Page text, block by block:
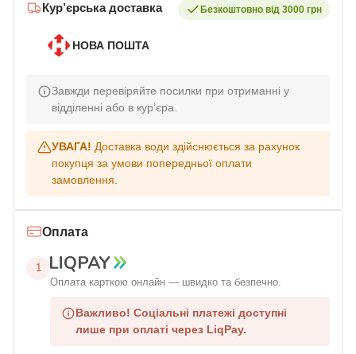
Кур’єрська доставка Безкоштовно від 3000 грн
НОВА ПОШТА
Завжди перевіряйте посилки при отриманні у
відділенні або в кур’єра.
УВАГА! Доставка води здійснюється за рахунок
покупця за умови попередньої оплати
замовлення.
Оплата
1
Оплата карткою онлайн — швидко та безпечно.
Важливо! Соціальні платежі доступні
лише при оплаті через LiqPay.